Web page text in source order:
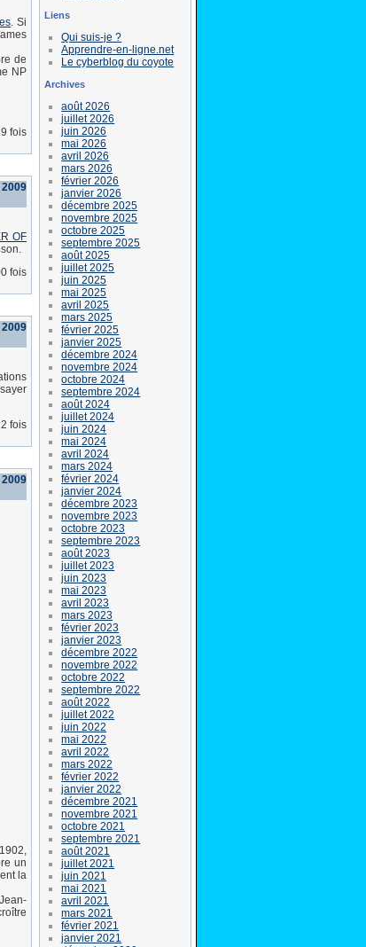
. Si
de
NP
fois
OF
fois
fois
un
la
Liens
Qui suis-je ?
Apprendre-en-ligne.net
Le cyberblog du coyote
Archives
août 2026
juillet 2026
juin 2026
mai 2026
avril 2026
mars 2026
février 2026
janvier 2026
décembre 2025
novembre 2025
octobre 2025
septembre 2025
août 2025
juillet 2025
juin 2025
mai 2025
avril 2025
mars 2025
février 2025
janvier 2025
décembre 2024
novembre 2024
octobre 2024
septembre 2024
août 2024
juillet 2024
juin 2024
mai 2024
avril 2024
mars 2024
février 2024
janvier 2024
décembre 2023
novembre 2023
octobre 2023
septembre 2023
août 2023
juillet 2023
juin 2023
mai 2023
avril 2023
mars 2023
février 2023
janvier 2023
décembre 2022
novembre 2022
octobre 2022
septembre 2022
août 2022
juillet 2022
juin 2022
mai 2022
avril 2022
mars 2022
février 2022
janvier 2022
décembre 2021
novembre 2021
octobre 2021
septembre 2021
août 2021
juillet 2021
juin 2021
mai 2021
avril 2021
mars 2021
février 2021
janvier 2021